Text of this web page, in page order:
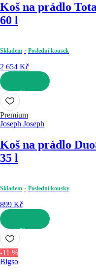
Koš na prádlo
60 l
Skladem Poslední kousek
2 654 Kč
DO KOŠÍKU
Premium
Joseph Joseph
Koš na prádlo Duo
35 l
Skladem Poslední kousky
899 Kč
DO KOŠÍKU
-11 %
Bigso